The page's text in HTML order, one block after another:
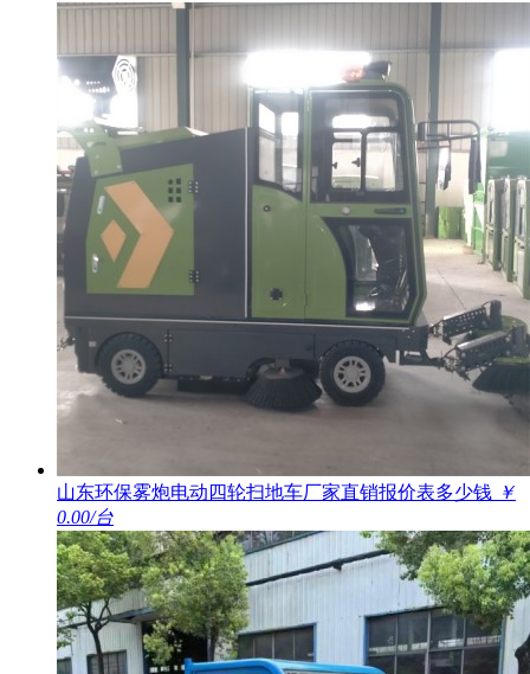
山东环保雾炮电动四轮扫地车厂家直销报价表多少钱 ￥
0.00/台